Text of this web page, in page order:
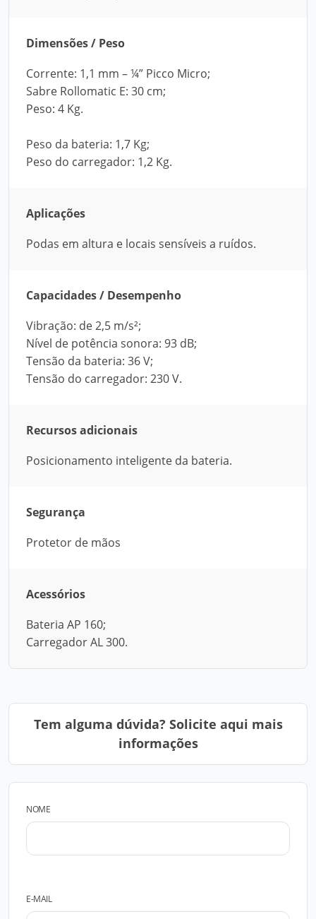
Dimensões / Peso
Corrente: 1,1 mm – ¼” Picco Micro;
Sabre Rollomatic E: 30 cm;
Peso: 4 Kg.
Peso da bateria: 1,7 Kg;
Peso do carregador: 1,2 Kg.
Aplicações
Podas em altura e locais sensíveis a ruídos.
Capacidades / Desempenho
Vibração: de 2,5 m/s²;
Nível de potência sonora: 93 dB;
Tensão da bateria: 36 V;
Tensão do carregador: 230 V.
Recursos adicionais
Posicionamento inteligente da bateria.
Segurança
Protetor de mãos
Acessórios
Bateria AP 160;
Carregador AL 300.
Tem alguma dúvida? Solicite aqui mais
informações
NOME
E-MAIL